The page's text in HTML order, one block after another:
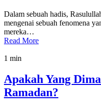
Dalam sebuah hadis,
mengenai sebuah fenomena
mereka…
Read More
1 min
Apakah Yang
Ramadan?